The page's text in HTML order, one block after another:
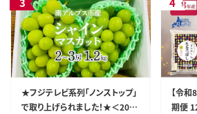
★フジテレビ系列「ノンストップ」
で取り上げられました！★＜202
【令
期便